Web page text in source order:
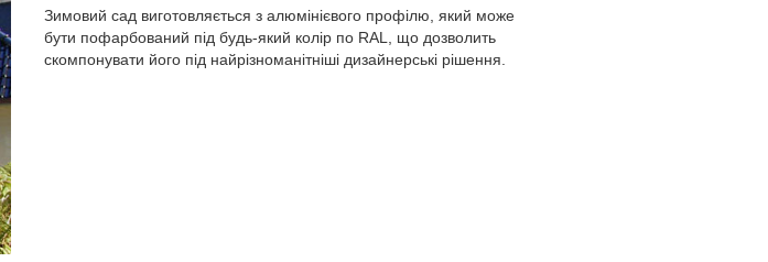
Зимовий сад виготовляється з алюмінієвого профілю, який може
бути пофарбований під будь-який колір по RAL, що дозволить
скомпонувати його під найрізноманітніші дизайнерські рішення.